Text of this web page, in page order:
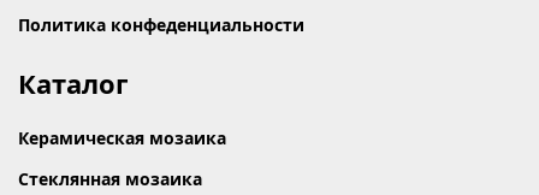
Политика конфеденциальности
Каталог
Керамическая мозаика
Стеклянная мозаика